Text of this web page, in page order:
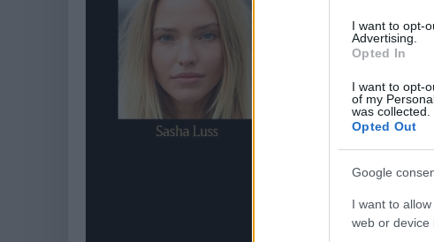
I want to opt-
Advertising.
Opted In
I want to opt-
of my
was collected.
Opted Out
Google
I want to
web or device